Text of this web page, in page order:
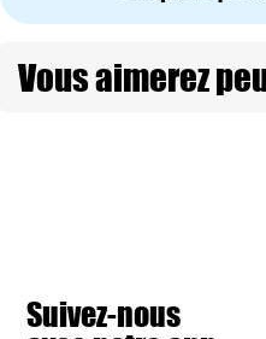
Vous aimerez
Suivez-nous